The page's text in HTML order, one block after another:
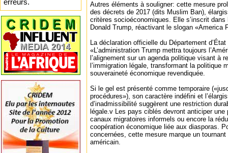
Autres éléments à souligner: cette mesure
des décrets de 2017 (dits Muslim Ban),
critères socioéconomiques. Elle s’inscrit
Donald Trump, réactivant le slogan «America
La déclaration officielle du Département
«L’administration Trump mettra toujours
l’alignement sur un agenda politique visant à
l’immigration légale, transformant la politique
souveraineté économique revendiquée.
Si le gel est présenté comme temporaire
procédures»), son caractère indéfini et
d’inadmissibilité suggèrent une restriction
légale.v Les pays ciblés devront anticiper
canaux migratoires informels ou encore la
coopération économique liée aux diasporas.
concernées, cette mesure marque un
américain.